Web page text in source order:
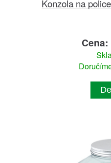
Konzola na
Cena: